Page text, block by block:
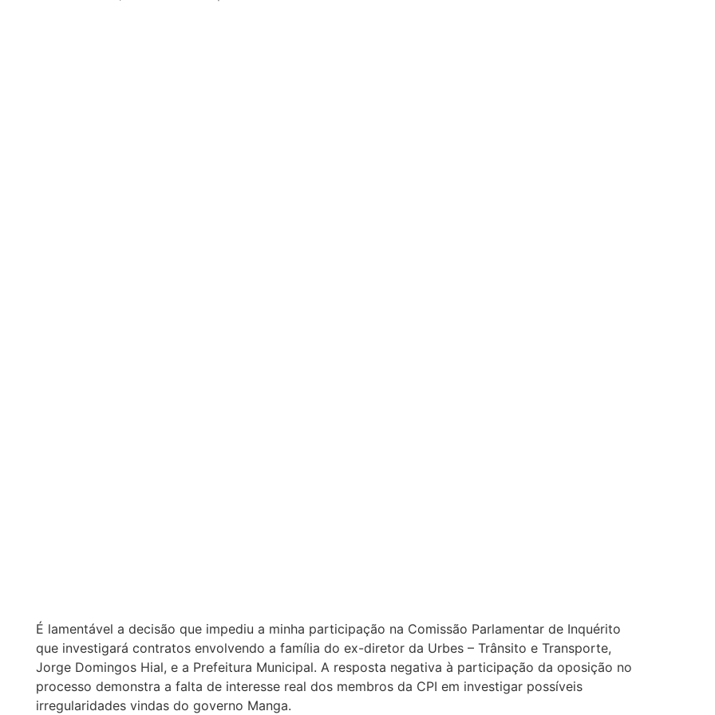
É lamentável a decisão que impediu a minha participação na Comissão Parlamentar de Inquérito
que investigará contratos envolvendo a família do ex-diretor da Urbes – Trânsito e Transporte,
Jorge Domingos Hial, e a Prefeitura Municipal. A resposta negativa à participação da oposição no
processo demonstra a falta de interesse real dos membros da CPI em investigar possíveis
irregularidades vindas do governo Manga.